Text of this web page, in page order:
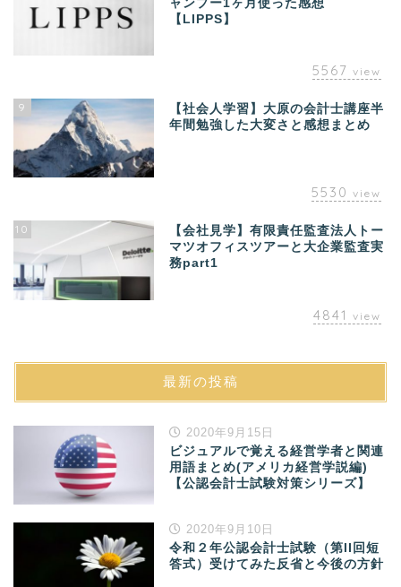
ャンプー1ヶ月使った感想
【LIPPS】
5567 view
9
【社会人学習】大原の会計士講座半
年間勉強した大変さと感想まとめ
5530 view
10
【会社見学】有限責任監査法人トー
マツオフィスツアーと大企業監査実
務part1
4841 view
最新の投稿
2020年9月15日
ビジュアルで覚える経営学者と関連
用語まとめ(アメリカ経営学説編)
【公認会計士試験対策シリーズ】
2020年9月10日
令和２年公認会計士試験（第II回短
答式）受けてみた反省と今後の方針